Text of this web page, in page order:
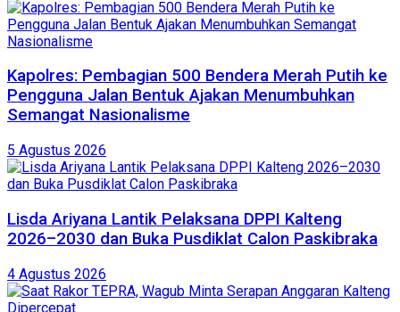
Kapolres: Pembagian 500 Bendera Merah Putih ke
Pengguna Jalan Bentuk Ajakan Menumbuhkan
Semangat Nasionalisme
5 Agustus 2026
Lisda Ariyana Lantik Pelaksana DPPI Kalteng
2026–2030 dan Buka Pusdiklat Calon Paskibraka
4 Agustus 2026